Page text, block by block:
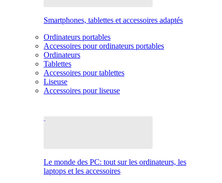
Smartphones, tablettes et accessoires adaptés
Ordinateurs portables
Accessoires pour ordinateurs portables
Ordinateurs
Tablettes
Accessoires pour tablettes
Liseuse
Accessoires pour liseuse
Le monde des PC: tout sur les ordinateurs, les
laptops et les accessoires